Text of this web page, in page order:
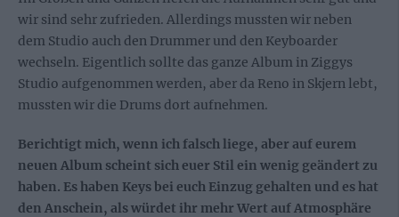
wir sind sehr zufrieden. Allerdings mussten wir neben
dem Studio auch den Drummer und den Keyboarder
wechseln. Eigentlich sollte das ganze Album in Ziggys
Studio aufgenommen werden, aber da Reno in Skjern lebt,
mussten wir die Drums dort aufnehmen.
Berichtigt mich, wenn ich falsch liege, aber auf eurem
neuen Album scheint sich euer Stil ein wenig geändert zu
haben. Es haben Keys bei euch Einzug gehalten und es hat
den Anschein, als würdet ihr mehr Wert auf Atmosphäre